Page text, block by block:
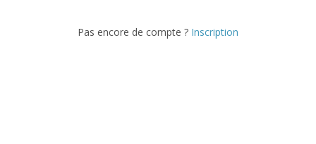
Pas encore de compte ? Inscription